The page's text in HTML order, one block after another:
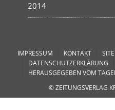
2014
IMPRESSUM KONTAKT
DATENSCHUTZERKLÄRUNG
HERAUSGEGEBEN VOM
© ZEITUNGSVERLAG